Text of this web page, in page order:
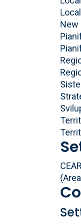
New